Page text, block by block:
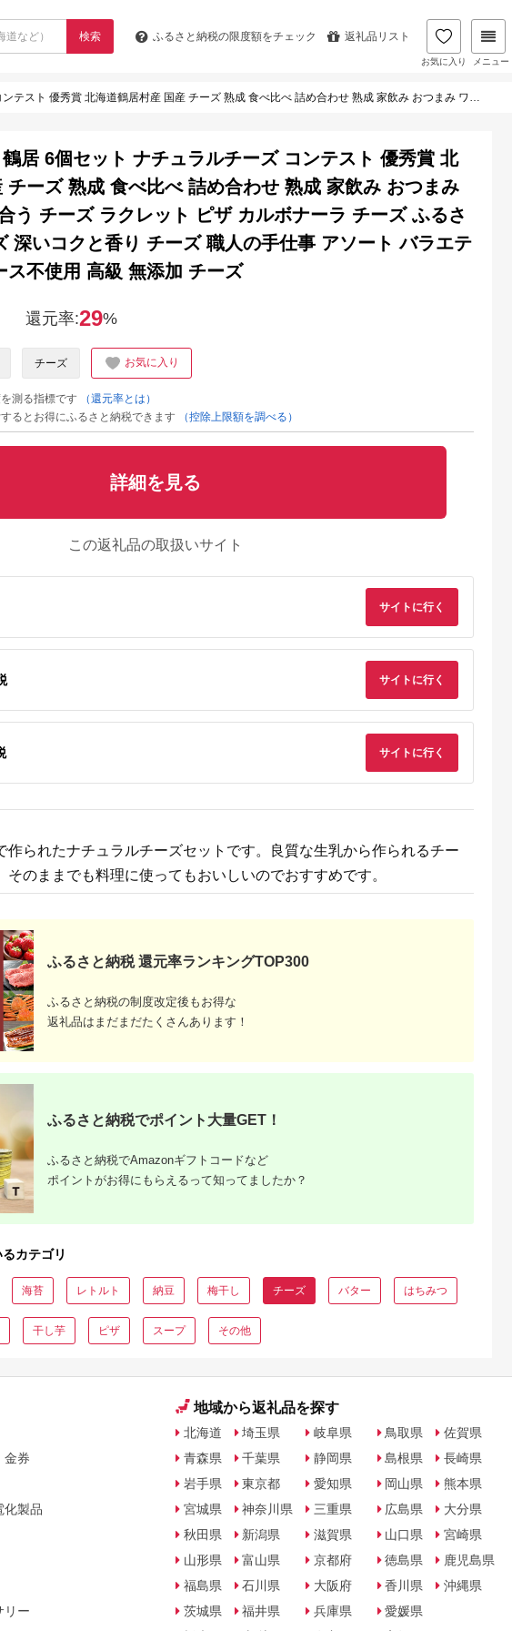
検索 ふるさと納税の限度額をチェック 返礼品リスト
お気に入り メニュー
家飲み おつまみ ワイン・ビールに合う チーズ ラクレット ピザ カルボナーラ チーズ ふるさと納税 生乳 チーズ 深いコクと香り チーズ 職人の手仕事 アソート バラエティ 手作り セルロース不使用 高級 無添加 チーズ
つ葉
チ
ェダ
スモ
スモ
ル ブ
円
ズみそ漬 130g (総重
可地域：離島】
寄付金額:11,000円
ルトセット 5種6個セ
ルト セット 飲むヨー
山田乳業 ふるさと納
税 宮城県 白石 白石市
【0111101】
寄付金額:14,000円
がんばれ中日ドラゴン
ズ！ブッラータ
（2022銀賞）1個【中
【0073-071】
寄付金額:13,000円
【ふるさと納税】毎
ちょこっと しあわせ
チーズ
のおすすめ3点セット
寄付金額:12,000
県葛巻町のふるさと納
紹介
居 6個セット ナチュラルチーズ コンテスト 優秀賞 北
チーズ 熟成 食べ比べ 詰め合わせ 熟成 家飲み おつまみ
う チーズ ラクレット ピザ カルボナーラ チーズ ふるさ
深いコクと香り チーズ 職人の手仕事 アソート バラエテ
ス不使用 高級 無添加 チーズ
還元率:29%
チーズ お気に入り
測る指標です
（還元率とは）
るとお得にふるさと納税できます
（控除上限額を調べる）
詳細を見る
この返礼品の取扱いサイト
サイトに行く
サイトに行く
サイトに行く
作られたナチュラルチーズセットです。良質な生乳から作られるチー
そのままでも料理に使ってもおいしいのでおすすめです。
ふるさと納税 還元率ランキングTOP300
ふるさと納税の制度改定後もお得な
返礼品はまだまだたくさんあります！
ふるさと納税でポイント大量GET！
ふるさと納税でAmazonギフトコードなど
ポイントがお得にもらえるって知ってましたか？
カテゴリ
海苔 レトルト 納豆 梅干し チーズ バター はちみつ
干し芋 ピザ スープ その他
金券
化製品
リー
地域から返礼品を探す
北海道
青森県
岩手県
宮城県
秋田県
山形県
福島県
茨城県
埼玉県
千葉県
東京都
神奈川県
新潟県
富山県
石川県
福井県
岐阜県
静岡県
愛知県
三重県
滋賀県
京都府
大阪府
兵庫県
鳥取県
島根県
岡山県
広島県
山口県
徳島県
香川県
愛媛県
佐賀県
長崎県
熊本県
大分県
宮崎県
鹿児島県
沖縄県